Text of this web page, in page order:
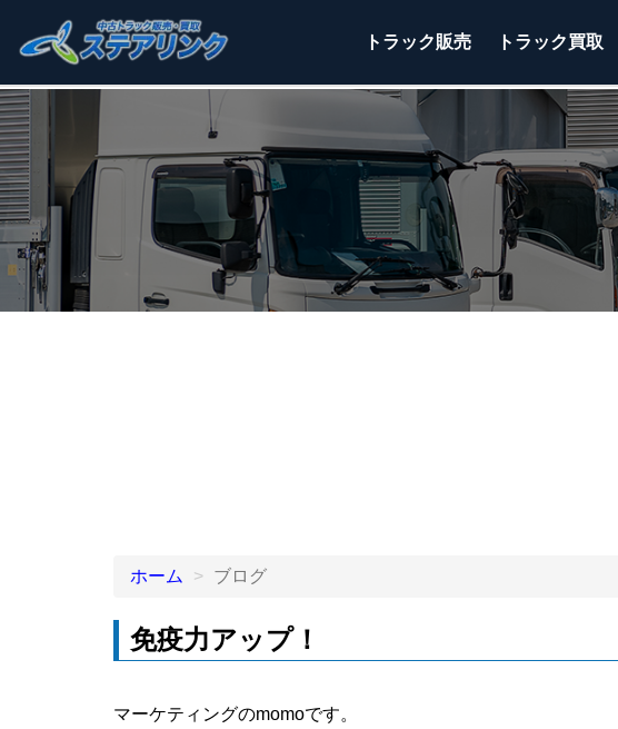
トラック販売 トラック買取
ホーム ブログ
免疫力アップ！
マーケティングのmomoです。